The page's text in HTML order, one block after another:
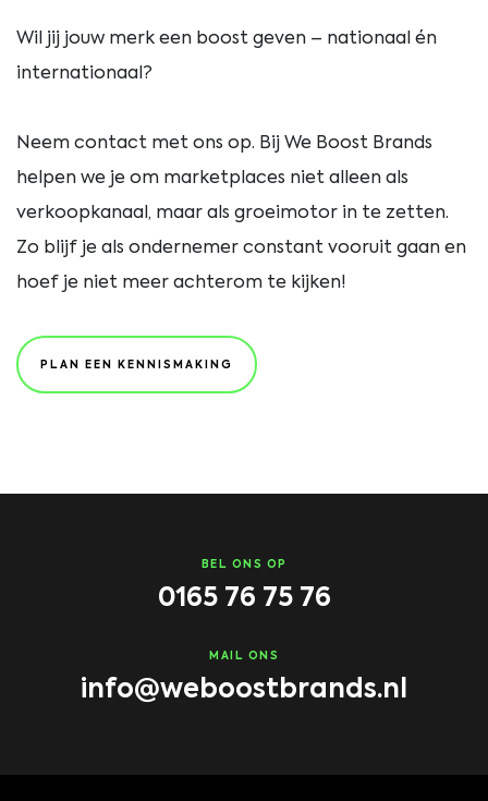
Wil jij jouw merk een boost geven – nationaal én
internationaal?
Neem contact met ons op. Bij We Boost Brands
helpen we je om marketplaces niet alleen als
verkoopkanaal, maar als groeimotor in te zetten.
Zo blijf je als ondernemer constant vooruit gaan en
hoef je niet meer achterom te kijken!
PLAN EEN KENNISMAKING
BEL ONS OP
0165 76 75 76
MAIL ONS
info@weboostbrands.nl